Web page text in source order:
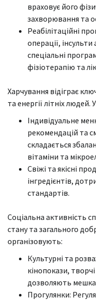
враховує його
захворювання та
Реабілітаційні
операції,
спеціальні
фізіотерапію та
Харчування відіграє
та енергії літніх
Індивідуальне
рекомендацій та
складається
вітаміни та
Свіжі та якісні
інгредієнтів,
стандартів.
Соціальна активність
стану та загального
організовують:
Культурні та
кінопокази,
дозволяють
Прогулянки: